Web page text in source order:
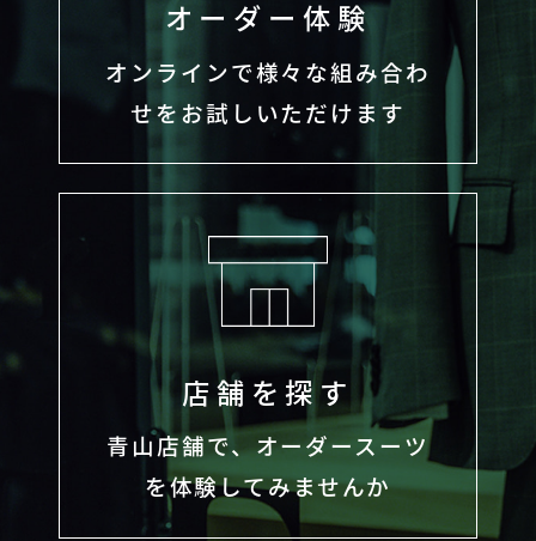
オーダー体験
オンラインで様々な組み合わ
せをお試しいただけます
店舗を探す
青山店舗で、オーダースーツ
を体験してみませんか